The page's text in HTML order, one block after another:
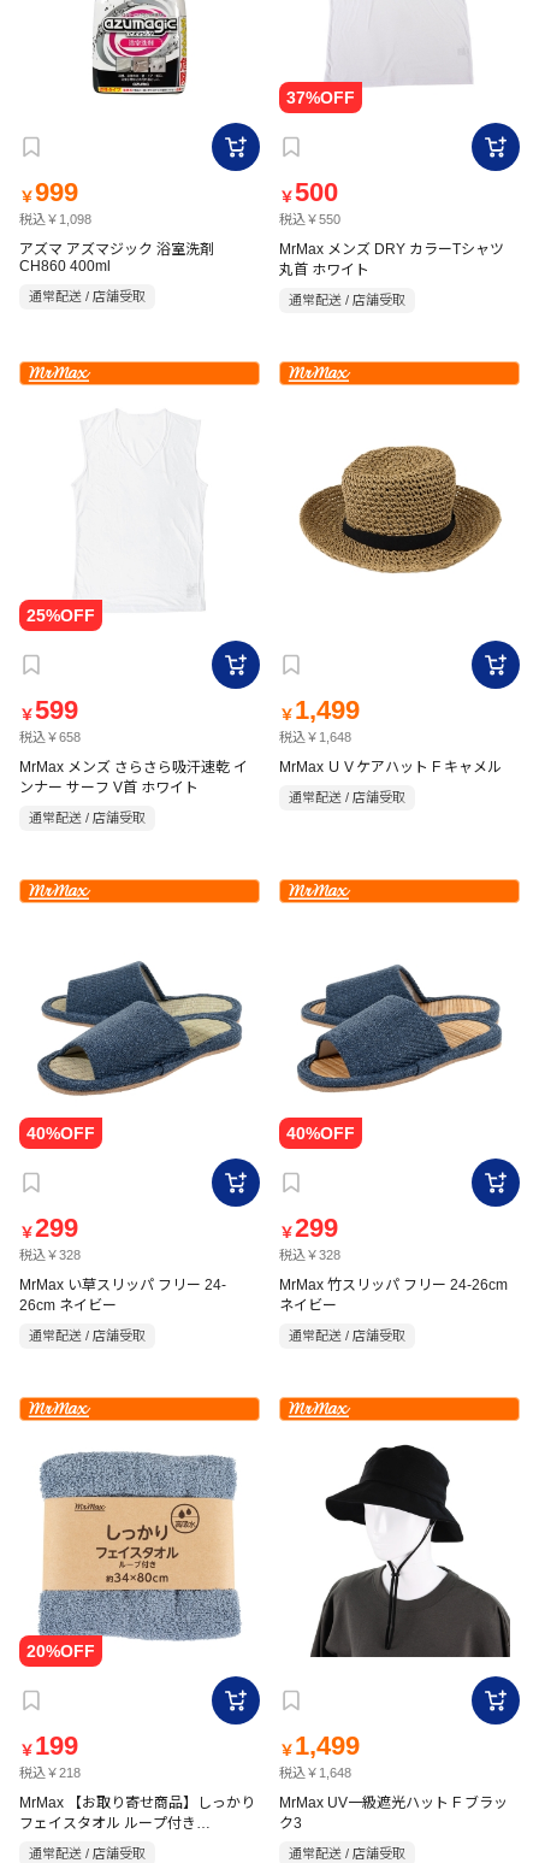
￥999
税込￥1,098
アズマ アズマジック 浴室洗剤
CH860 400ml
通常配送 / 店舗受取
￥500
税込￥550
MrMax メンズ DRY カラーTシャツ
丸首 ホワイト
通常配送 / 店舗受取
￥599
税込￥658
MrMax メンズ さらさら吸汗速乾 イ
ンナー サーフ V首 ホワイト
通常配送 / 店舗受取
￥ 1,499
税込￥1,648
MrMax ＵＶケアハット F キャメル
通常配送 / 店舗受取
￥299
税込￥328
MrMax い草スリッパ フリー 24-
26cm ネイビー
通常配送 / 店舗受取
￥299
税込￥328
MrMax 竹スリッパ フリー 24-26cm
ネイビー
通常配送 / 店舗受取
￥ 199
税込￥218
MrMax 【お取り寄せ商品】しっかり
フェイスタオル ループ付き
34×80cm 無地 ブルー
通常配送 / 店舗受取
￥ 1,499
税込￥1,648
MrMax UV一級遮光ハット F ブラッ
ク3
通常配送 / 店舗受取